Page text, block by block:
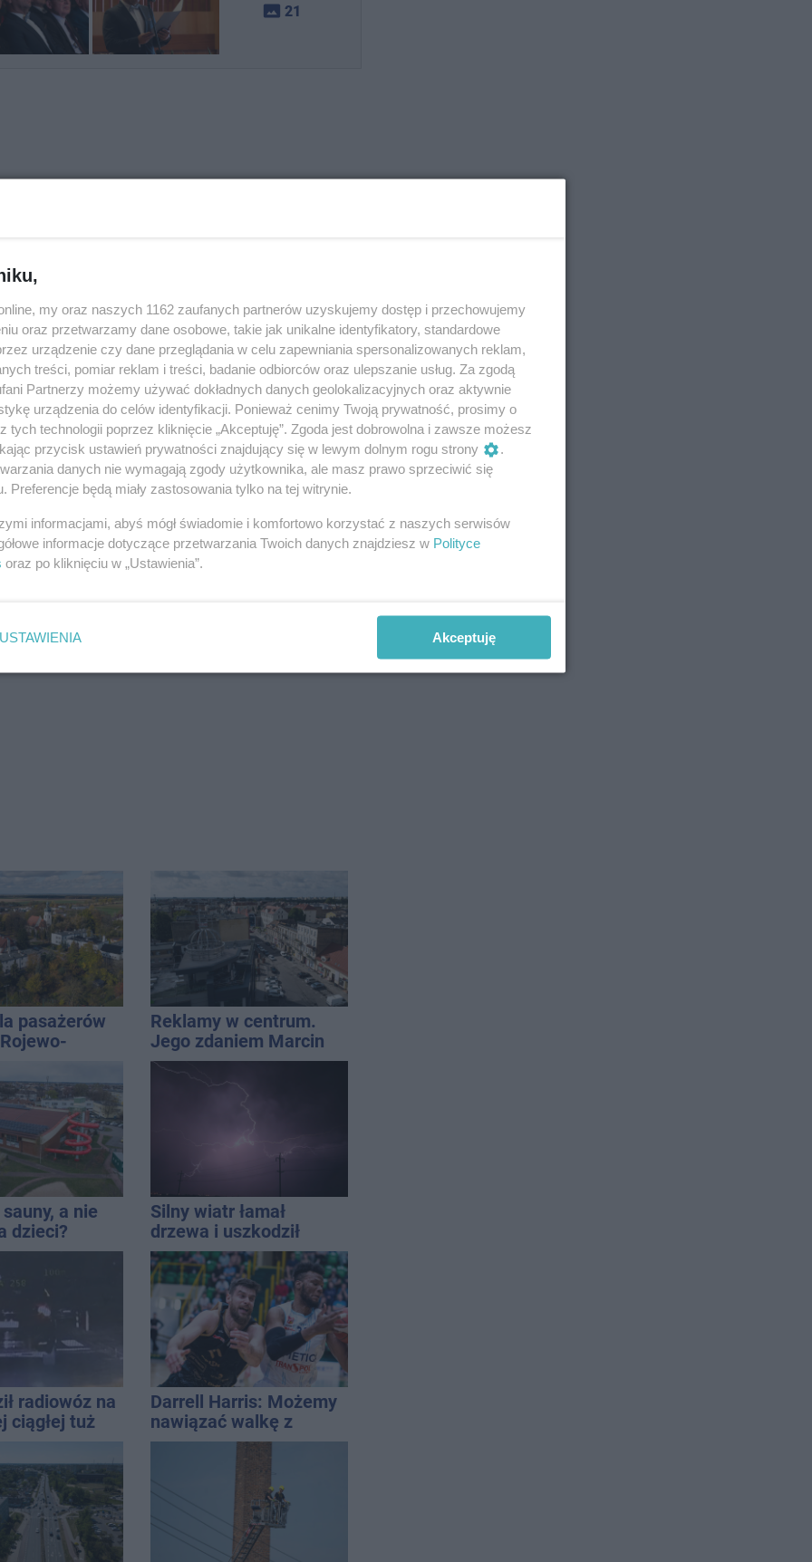
photo_size_select_actual 21
nas w Google News
pasażerów
Reklamy w centrum.
Jego zdaniem Marcin
Wroński jest w błędzie
a nie
dzieci?
Silny wiatr łamał
drzewa i uszkodził
dach. To nie koniec
ostrzeżeń
radiowóz na
ciągłej tuż
Darrell Harris: Możemy
nawiązać walkę z
każdym w tej lidze
my oraz naszych 1162 zaufanych partnerów uzyskujemy dostęp i przechowujemy
oraz przetwarzamy dane osobowe, takie jak unikalne identyfikatory, standardowe
urządzenie czy dane przeglądania w celu zapewniania spersonalizowanych reklam,
treści, pomiar reklam i treści, badanie odbiorców oraz ulepszanie usług. Za zgodą
Partnerzy możemy używać dokładnych danych geolokalizacyjnych oraz aktywnie
urządzenia do celów identyfikacji. Ponieważ cenimy Twoją prywatność, prosimy o
tych technologii poprzez kliknięcie „Akceptuję”. Zgoda jest dobrowolna i zawsze możesz
przycisk ustawień prywatności znajdujący się w lewym dolnym rogu strony
.
danych nie wymagają zgody użytkownika, ale masz prawo sprzeciwić się
Preferencje będą miały zastosowania tylko na tej witrynie.
informacjami, abyś mógł świadomie i komfortowo korzystać z naszych serwisów
informacje dotyczące przetwarzania Twoich danych znajdziesz w Polityce
oraz po kliknięciu w „Ustawienia”.
USTAWIENIA Akceptuję